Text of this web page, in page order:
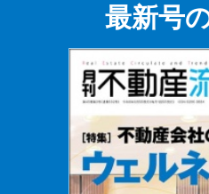
最新号